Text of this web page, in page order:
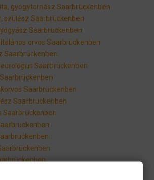
gyógytornász Saarbrückenben
szülész Saarbrückenben
Saarbrückenben
orvos Saarbrückenben
Saarbrückenben
Saarbrückenben
Saarbrückenben
Saarbrückenben
Saarbrückenben